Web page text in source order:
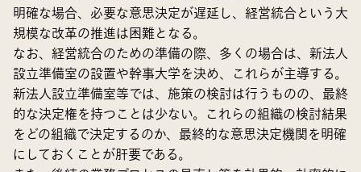
明確な場合、必要な意思決定が遅延し、経営統合という大
規模な改革の推進は困難となる。
なお、経営統合のための準備の際、多くの場合は、新法人
設立準備室の設置や幹事大学を決め、これらが主導する。
新法人設立準備室等では、施策の検討は行うものの、最終
的な決定権を持つことは少ない。これらの組織の検討結果
をどの組織で決定するのか、最終的な意思決定機関を明確
にしておくことが肝要である。